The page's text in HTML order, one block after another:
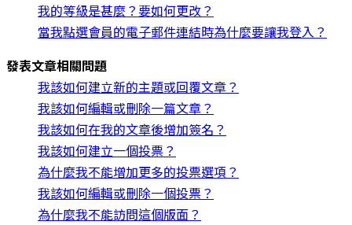
我的等級是甚麼？要如何更改？
當我點選會員的電子郵件連結時為什麼要讓我登入？
發表文章相關問題
我該如何建立新的主題或回覆文章？
我該如何編輯或刪除一篇文章？
我該如何在我的文章後增加簽名？
我該如何建立一個投票？
為什麼我不能增加更多的投票選項？
我該如何編輯或刪除一個投票？
為什麼我不能訪問這個版面？